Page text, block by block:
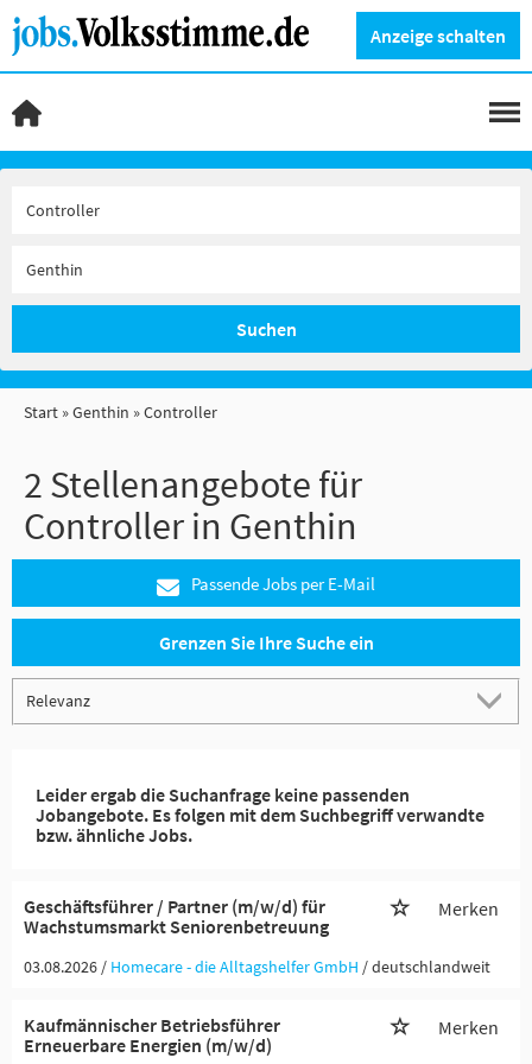
Anzeige schalten
Suchen
Start Genthin Controller
2 Stellenangebote für
Controller in Genthin
Passende Jobs per E-Mail
Grenzen Sie Ihre Suche ein
Leider ergab die Suchanfrage keine passenden
Jobangebote. Es folgen mit dem Suchbegriff verwandte
bzw. ähnliche Jobs.
Geschäftsführer / Partner (m/w/d) für
Wachstumsmarkt Seniorenbetreuung
Merken
03.08.2026 / Homecare - die Alltagshelfer GmbH / deutschlandweit
Kaufmännischer Betriebsführer
Erneuerbare Energien (m/w/d)
Merken